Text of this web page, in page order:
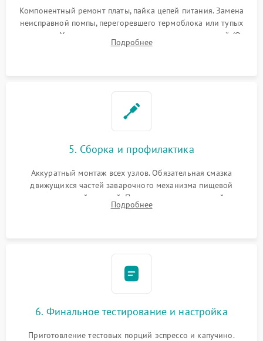
Компонентный ремонт платы, пайка цепей питания. Замена
неисправной помпы, перегоревшего термоблока или тупых
жерновов. Установка новых силиконовых уплотнителей (O-
ring) и тефлоновых трубок для надежного устранения
Подробнее
5. Сборка и профилактика
Аккуратный монтаж всех узлов. Обязательная смазка
движущихся частей заварочного механизма пищевой
силиконовой смазкой. Проведение программной
декальцинации и очистки системы от кофейных масел.
Подробнее
6. Финальное тестирование и настройка
Приготовление тестовых порций эспрессо и капучино.